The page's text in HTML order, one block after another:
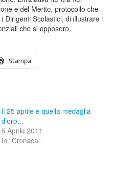
e del Merito, protocollo che
Dirigenti Scolastici, di illustrare i
che si opposero.
Stampa
Il 25 aprile e quella medaglia
d’oro…
5 Aprile 2011
In "Cronaca"